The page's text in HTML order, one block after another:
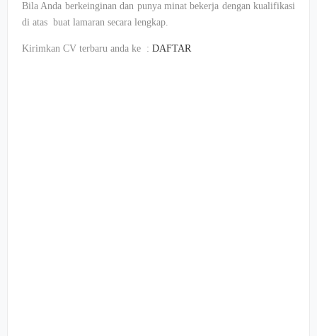
Bila Anda berkeinginan dan punya minat bekerja dengan kualifikasi
di atas buat lamaran secara lengkap.
Kirimkan CV terbaru anda ke : DAFTAR